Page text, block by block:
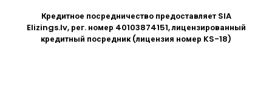
Кредитное посредничество предоставляет SIA
Elizings.lv, рег. номер 40103874151, лицензированный
кредитный посредник (лицензия номер KS-18)